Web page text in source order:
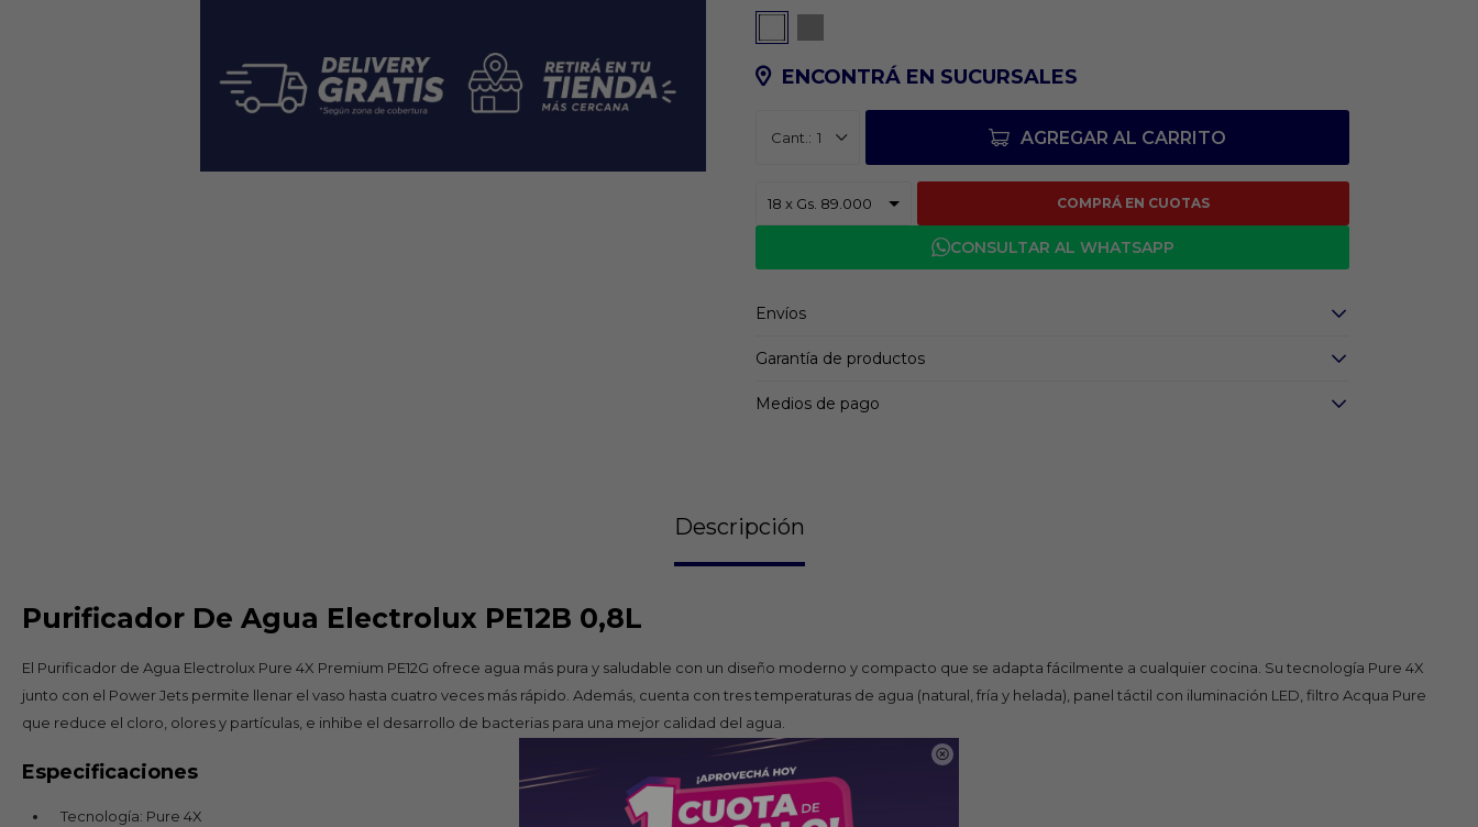

ENCONTRÁ EN SUCURSALES
1 AGREGAR AL CARRITO
COMPRÁ EN CUOTAS
CONSULTAR AL WHATSAPP
Envíos
Garantía de productos
Medios de pago
Descripción
Purificador De Agua Electrolux PE12B 0,8L
El Purificador de Agua Electrolux Pure 4X Premium PE12G ofrece agua más pura y saludable con un diseño moderno y compacto que se adapta fácilmente a cualquier cocina. Su tecnología Pure 4X
junto con el Power Jets permite llenar el vaso hasta cuatro veces más rápido. Además, cuenta con tres temperaturas de agua (natural, fría y helada), panel táctil con iluminación LED, filtro Acqua Pure
que reduce el cloro, olores y partículas, e inhibe el desarrollo de bacterias para una mejor calidad del agua.
Especificaciones
Tecnología: Pure 4X